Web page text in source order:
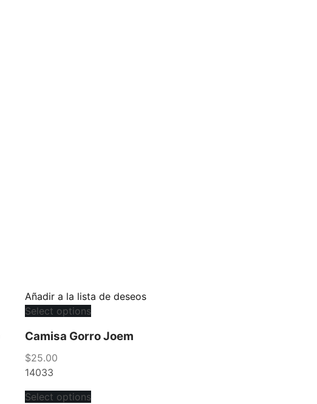
Añadir a la lista de deseos
Select options
Camisa Gorro Joem
$25.00
14033
Select options